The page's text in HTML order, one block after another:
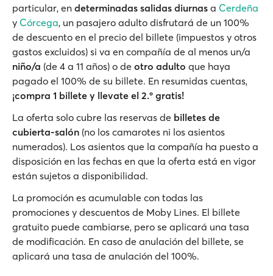
particular, en determinadas salidas diurnas a Cerdeña
y Córcega, un pasajero adulto disfrutará de un 100%
de descuento en el precio del billete (impuestos y otros
gastos excluidos) si va en compañía de al menos un/a
niño/a (de 4 a 11 años) o de otro adulto que haya
pagado el 100% de su billete. En resumidas cuentas,
¡compra 1 billete y llevate el 2.º gratis!
La oferta solo cubre las reservas de billetes de
cubierta-salón (no los camarotes ni los asientos
numerados). Los asientos que la compañía ha puesto a
disposición en las fechas en que la oferta está en vigor
están sujetos a disponibilidad.
La promoción es acumulable con todas las
promociones y descuentos de Moby Lines. El billete
gratuito puede cambiarse, pero se aplicará una tasa
de modificación. En caso de anulación del billete, se
aplicará una tasa de anulación del 100%.